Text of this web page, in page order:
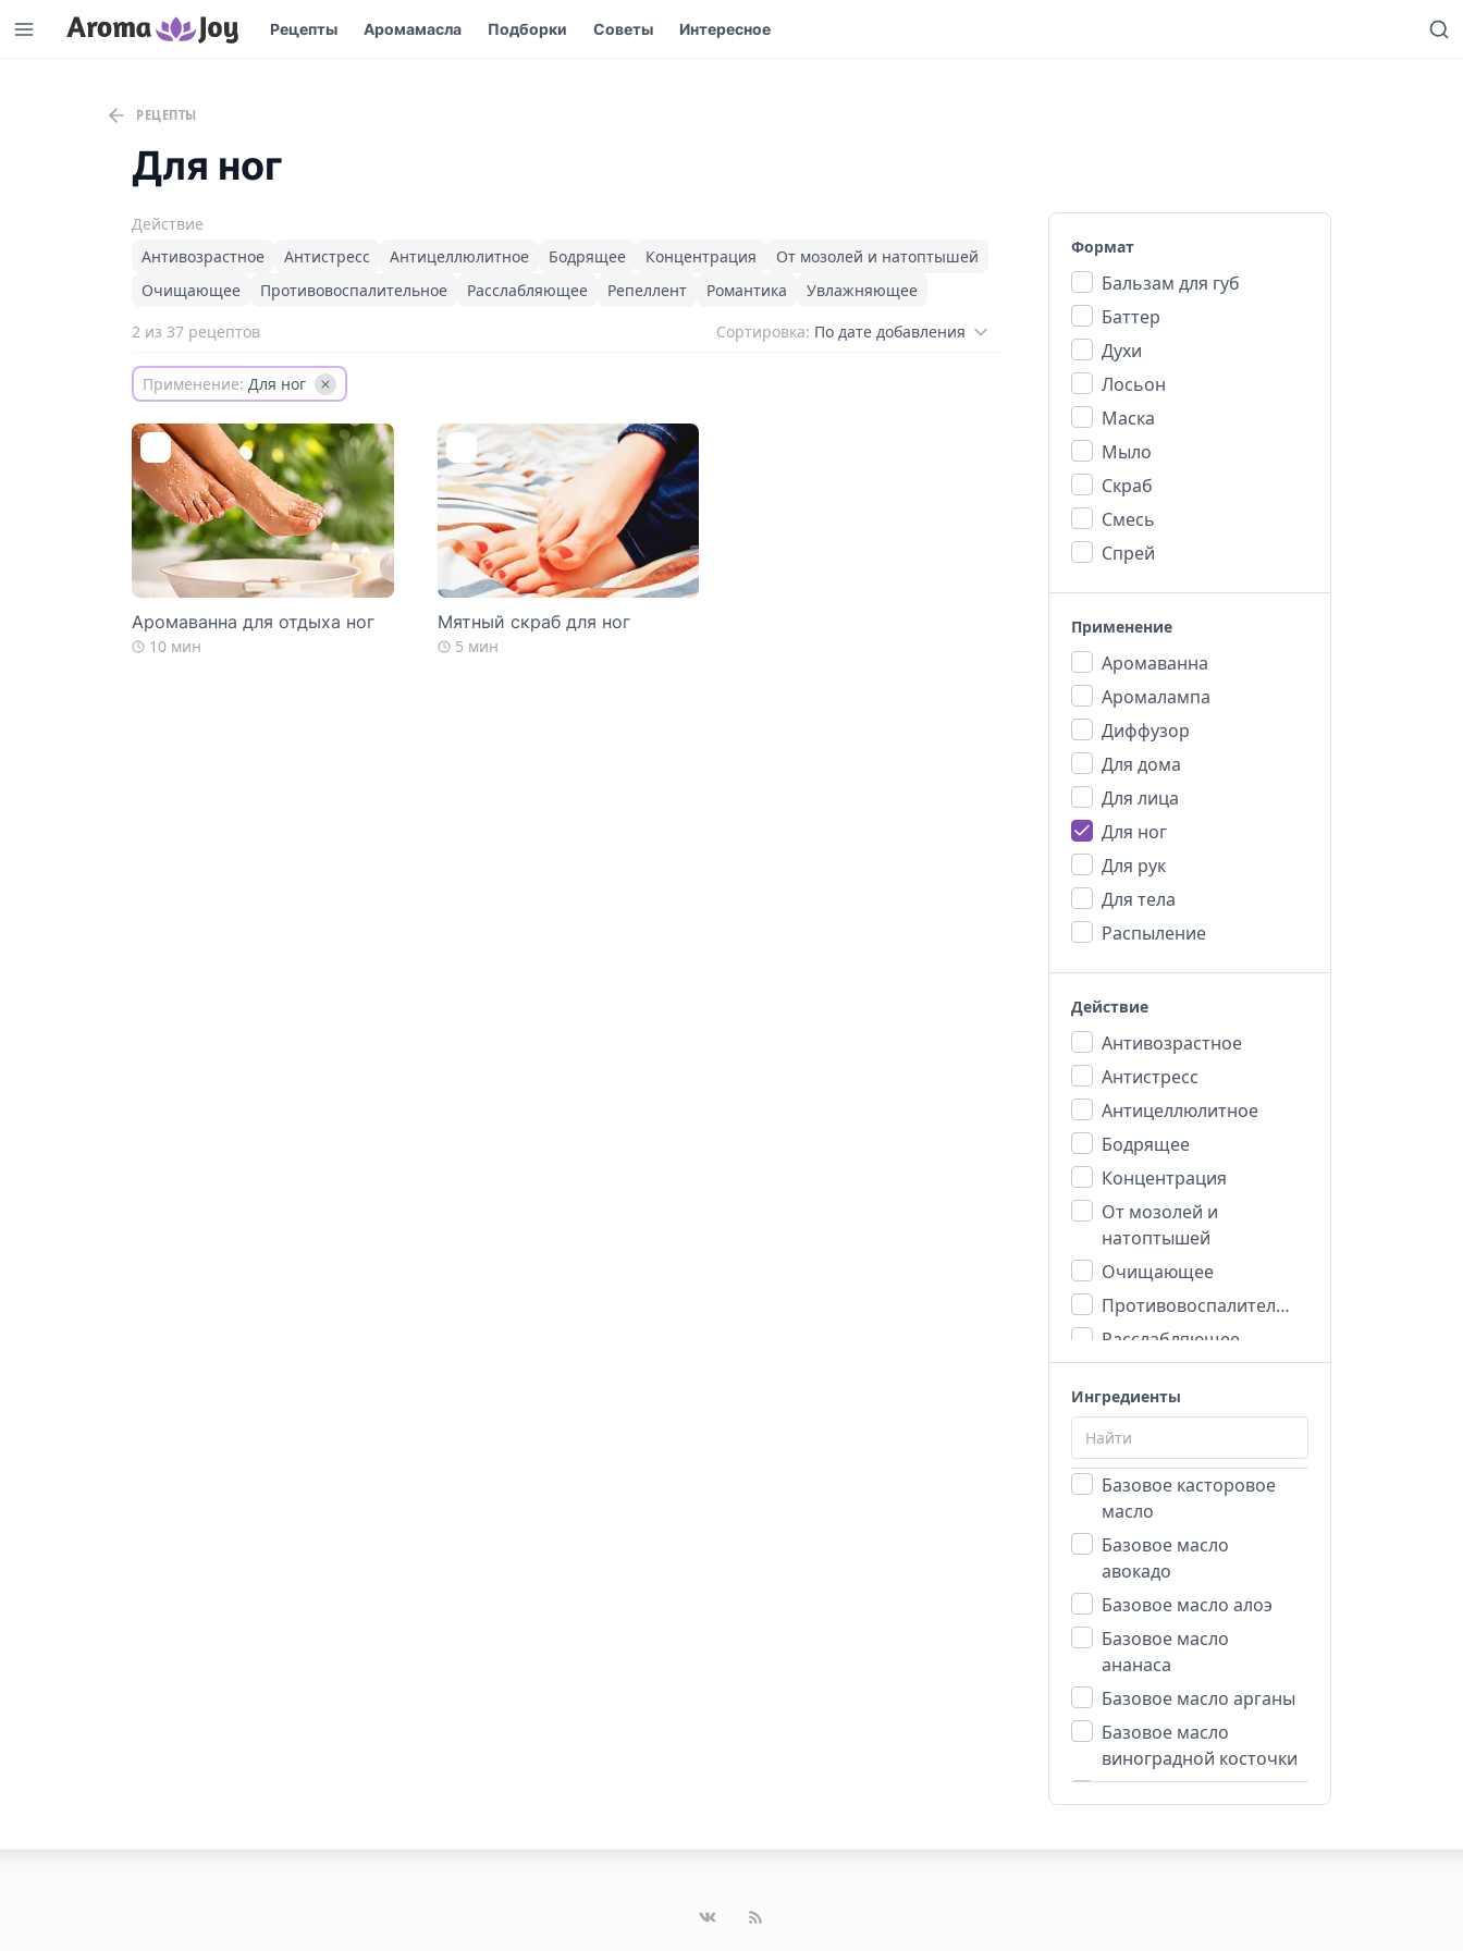
Рецепты Аромамасла Подборки Советы Интересное
РЕЦЕПТЫ
Для ног
Действие
Антивозрастное
Антистресс Антицеллюлитное Бодрящее Концентрация
От мозолей и натоптышей
Очищающее
Противовоспалительное Расслабляющее Репеллент Романтика
Увлажняющее
2 из 37 рецептов
Сортировка: По дате добавления
Применение: Для ног
Аромаванна для отдыха ног
10 мин
Мятный скраб для ног
5 мин
Формат
Бальзам для губ
Баттер
Духи
Лосьон
Маска
Мыло
Скраб
Смесь
Спрей
Применение
Аромаванна
Аромалампа
Диффузор
Для дома
Для лица
Для ног
Для рук
Для тела
Распыление
Действие
Антивозрастное
Антистресс
Антицеллюлитное
Бодрящее
Концентрация
От мозолей и
натоптышей
Очищающее
Противовоспалительное
Расслабляющее
Романтика
Увлажняющее
Ингредиенты
Базовое касторовое
масло
Базовое масло
авокадо
Базовое масло алоэ
Базовое масло
ананаса
Базовое масло арганы
Базовое масло
виноградной косточки